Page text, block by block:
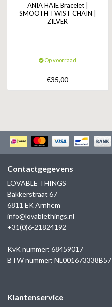
KARMA
BERNICE
KAPTEN & SON
ANIA HAIE Bracelet |
SMOOTH TWIST CHAIN |
ZILVER
Op voorraad
€35,00
Contactgegevens
LOVABLE THINGS
Bakkerstraat 67
6811 EK Arnhem
info@lovablethings.nl
+31(0)6-21824192
KvK nummer: 68459017
BTW nummer: NL001673338B57
Klantenservice